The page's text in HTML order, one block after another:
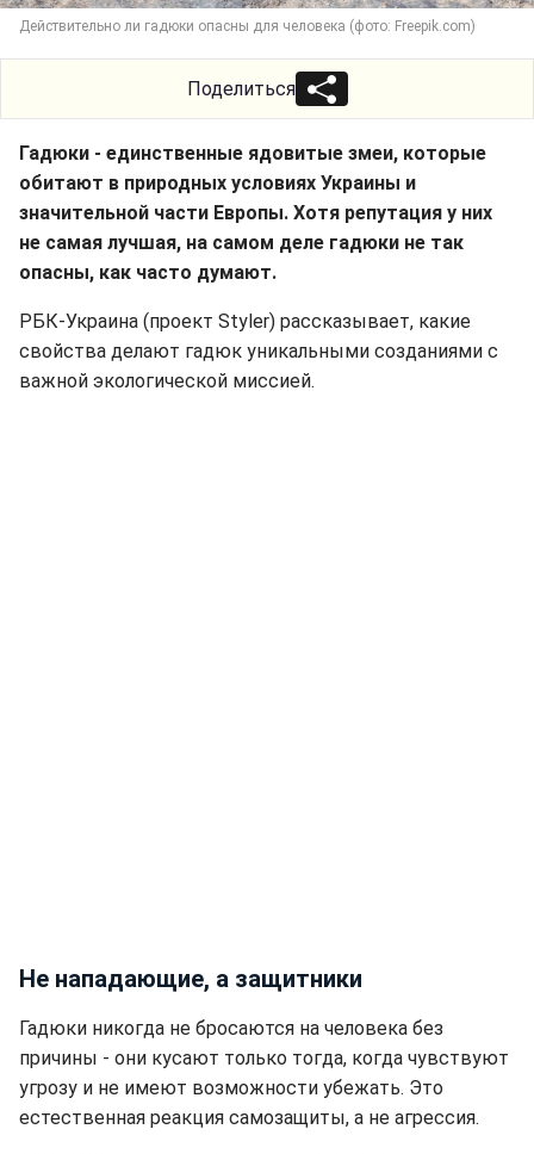
Действительно ли гадюки опасны для человека (фото: Freepik.com)
Поделиться
Гадюки - единственные ядовитые змеи, которые
обитают в природных условиях Украины и
значительной части Европы. Хотя репутация у них
не самая лучшая, на самом деле гадюки не так
опасны, как часто думают.
РБК-Украина (проект Styler) рассказывает, какие
свойства делают гадюк уникальными созданиями с
важной экологической миссией.
Не нападающие, а защитники
Гадюки никогда не бросаются на человека без
причины - они кусают только тогда, когда чувствуют
угрозу и не имеют возможности убежать. Это
естественная реакция самозащиты, а не агрессия.